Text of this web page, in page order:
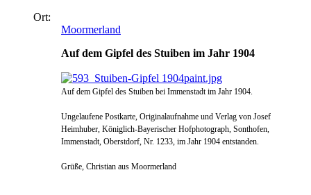
Ort:
Moormerland
Auf dem Gipfel des Stuiben im Jahr 1904
Auf dem Gipfel des Stuiben bei Immenstadt im Jahr 1904.
Ungelaufene Postkarte, Originalaufnahme und Verlag von Josef
Heimhuber, Königlich-Bayerischer Hofphotograph, Sonthofen,
Immenstadt, Oberstdorf, Nr. 1233, im Jahr 1904 entstanden.
Grüße, Christian aus Moormerland